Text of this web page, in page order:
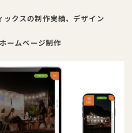
クスの制作実績、デザイン
ームページ制作